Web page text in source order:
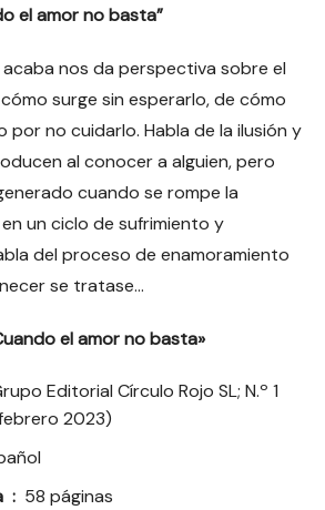
el amor no basta”
nos da perspectiva sobre el
surge sin esperarlo, de cómo
por no cuidarlo. Habla de la ilusión y
al conocer a alguien, pero
cuando se rompe la
un ciclo de sufrimiento y
del proceso de enamoramiento
se tratase…
el amor no basta»
Editorial Círculo Rojo SL; N.º 1
2023)
Tapa blanda ‏ : ‎ 58 páginas